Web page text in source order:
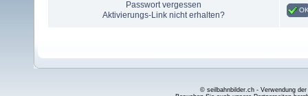
Passwort vergessen
Aktivierungs-Link nicht erhalten?
© seilbahnbilder.ch - Verwendung